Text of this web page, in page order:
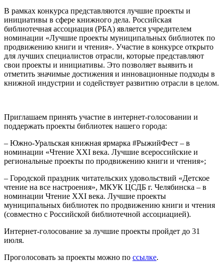
В рамках конкурса представляются лучшие проекты и
инициативы в сфере книжного дела. Российская
библиотечная ассоциация (РБА) является учредителем
номинации «Лучшие проекты муниципальных библиотек по
продвижению книги и чтения». Участие в конкурсе открыто
для лучших специалистов отрасли, которые представляют
свои проекты и инициативы. Это позволяет выявить и
отметить значимые достижения и инновационные подходы в
книжной индустрии и содействует развитию отрасли в целом.
Приглашаем принять участие в интернет-голосовании и
поддержать проекты библиотек нашего города:
– Южно-Уральская книжная ярмарка #РыжийФест – в
номинации «Чтение XXI века. Лучшие всероссийские и
региональные проекты по продвижению книги и чтения»;
– Городской праздник читательских удовольствий «Детское
чтение на все настроения», МКУК ЦСДБ г. Челябинска – в
номинации Чтение XXI века. Лучшие проекты
муниципальных библиотек по продвижению книги и чтения
(совместно с Российской библиотечной ассоциацией).
Интернет-голосование за лучшие проекты пройдет до 31
июля.
Проголосовать за проекты можно по ссылке.